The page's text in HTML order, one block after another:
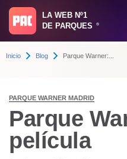
LA WEB Nº1
DE PARQUES
®
Inicio Blog Parque Warner:...
PARQUE WARNER MADRID
Parque
película